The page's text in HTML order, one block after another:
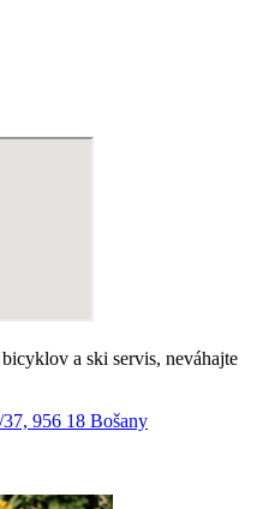
a ski servis, neváhajte
956 18 Bošany